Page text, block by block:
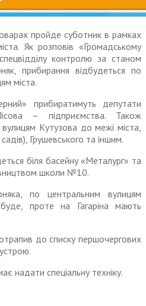
пройде суботник в рамках
Як розповів «Громадському
контролю за станом
прибирання відбудеться по
міста.
прибиратимуть депутати
– підприємства. Також
Кутузова до межі міста,
Грушевського та іншим.
біля басейну «Металург» та
школи №10.
по центральним вулицям
проте на Гагаріна мають
до списку першочергових
надати спеціальну техніку.